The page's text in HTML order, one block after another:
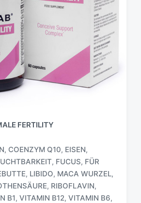
FERTILITY
, COENZYM Q10, EISEN,
, FUCUS, FÜR
, LIBIDO, MACA WURZEL,
, RIBOFLAVIN,
B1, VITAMIN B12, VITAMIN B6,